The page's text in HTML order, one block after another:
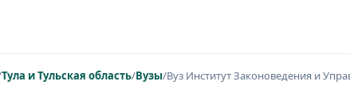
Тула и Тульская область/Вузы/Вуз Институт Законоведения и